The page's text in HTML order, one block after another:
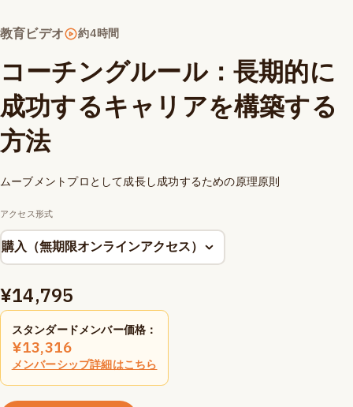
教育ビデオ 約4時間
コーチングルール：長期的に
成功するキャリアを構築する
方法
ムーブメントプロとして成長し成功するための原理原則
アクセス形式
¥14,795
スタンダードメンバー価格：
¥13,316
メンバーシップ詳細はこちら